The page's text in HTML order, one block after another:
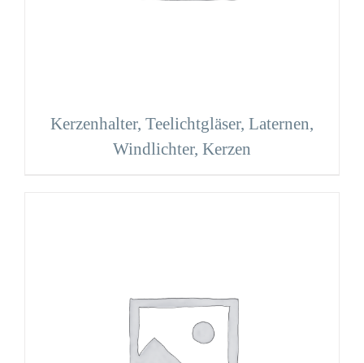
Kerzenhalter, Teelichtgläser, Laternen,
Windlichter, Kerzen